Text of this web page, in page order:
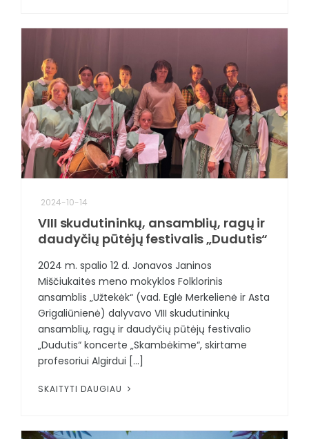
2024-10-14
VIII skudutininkų, ansamblių, ragų ir
daudyčių pūtėjų festivalis „Dudutis“
2024 m. spalio 12 d. Jonavos Janinos
Miščiukaitės meno mokyklos Folklorinis
ansamblis „Užtekėk“ (vad. Eglė Merkelienė ir Asta
Grigaliūnienė) dalyvavo VIII skudutininkų
ansamblių, ragų ir daudyčių pūtėjų festivalio
„Dudutis“ koncerte „Skambėkime“, skirtame
profesoriui Algirdui [...]
SKAITYTI DAUGIAU